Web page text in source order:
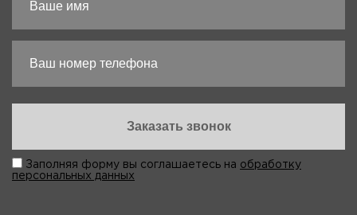
Заполняя форму вы соглашаетесь на обработку
персональных данных